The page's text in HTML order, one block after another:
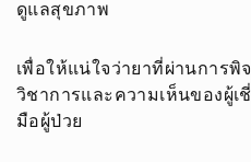
ดูแลสุขภาพ
เพื่อให้แน่ใจว่ายาที่ผ่านการ
วิชาการและความเห็นของผู้
มือผู้ป่วย